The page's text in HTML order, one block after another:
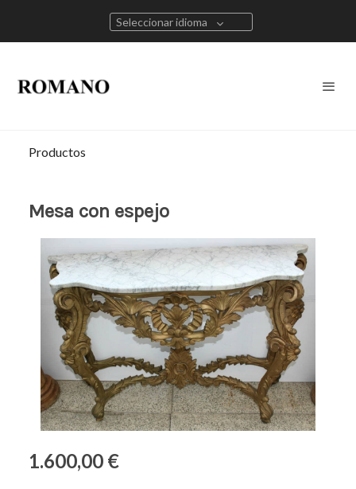
Seleccionar idioma
Productos
Mesa con espejo
1.600,00 €